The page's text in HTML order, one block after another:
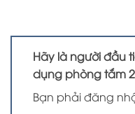
Hãy là người đầu
dụng phòng tắm
Bạn phảiđăng